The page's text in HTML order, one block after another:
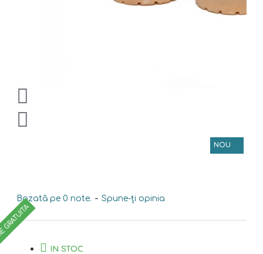
NOU
Bazată pe 0 note. - Spune-ţi opinia
IN STOC